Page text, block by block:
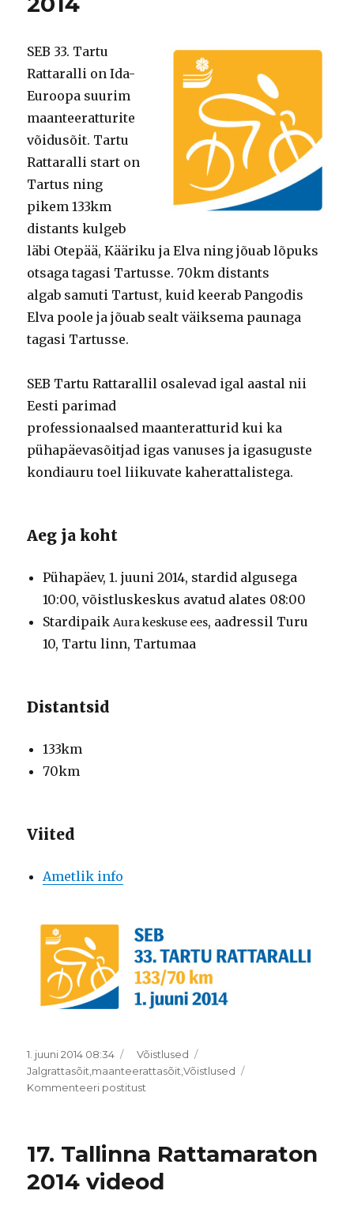
SEB 33. Tartu
Rattaralli on Ida-
Euroopa suurim
maanteeratturite
võidusõit. Tartu
Rattaralli start on
Tartus ning
pikem 133km
distants kulgeb
läbi Otepää, Kääriku ja Elva ning jõuab lõpuks
otsaga tagasi Tartusse. 70km distants
algab samuti Tartust, kuid keerab Pangodis
Elva poole ja jõuab sealt väiksema paunaga
tagasi Tartusse.
SEB Tartu Rattarallil osalevad igal aastal nii
Eesti parimad
professionaalsed maanteratturid kui ka
pühapäevasõitjad igas vanuses ja igasuguste
kondiauru toel liikuvate kaherattalistega.
Aeg ja koht
Pühapäev, 1. juuni 2014, stardid algusega
10:00, võistluskeskus avatud alates 08:00
Stardipaik Aura keskuse ees, aadressil Turu
10, Tartu linn, Tartumaa
Distantsid
133km
70km
Viited
Ametlik info
Postitatud
1. juuni 2014 08:34 Rubriigid
Võistlused
Sildid
Jalgrattasõit maanteerattasõit ,Võistlused
Kommenteeri postitust
2014
17. Tallinna Rattamaraton
2014 videod